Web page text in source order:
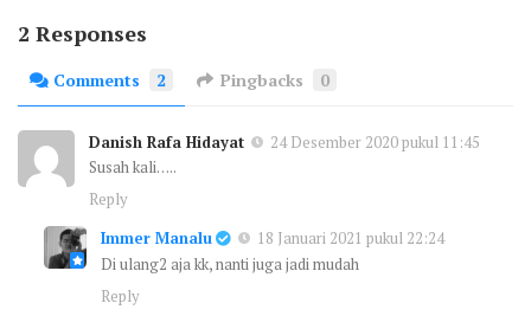
2 Responses
Comments 2 Pingbacks 0
Danish Rafa Hidayat
24 Desember 2020 pukul 11:45
Susah kali…..
Reply
Immer Manalu
18 Januari 2021 pukul 22:24
Di ulang2 aja kk, nanti juga jadi mudah
Reply